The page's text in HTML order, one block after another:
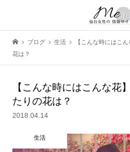
ブログ 生活
【こんな時にはこ
花は？
【こんな時にはこんな花
たりの花は？
2018.04.14
生活